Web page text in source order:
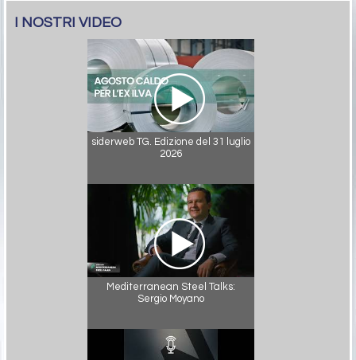
I NOSTRI VIDEO
siderweb TG. Edizione del 31 luglio
2026
Mediterranean Steel Talks:
Sergio Moyano